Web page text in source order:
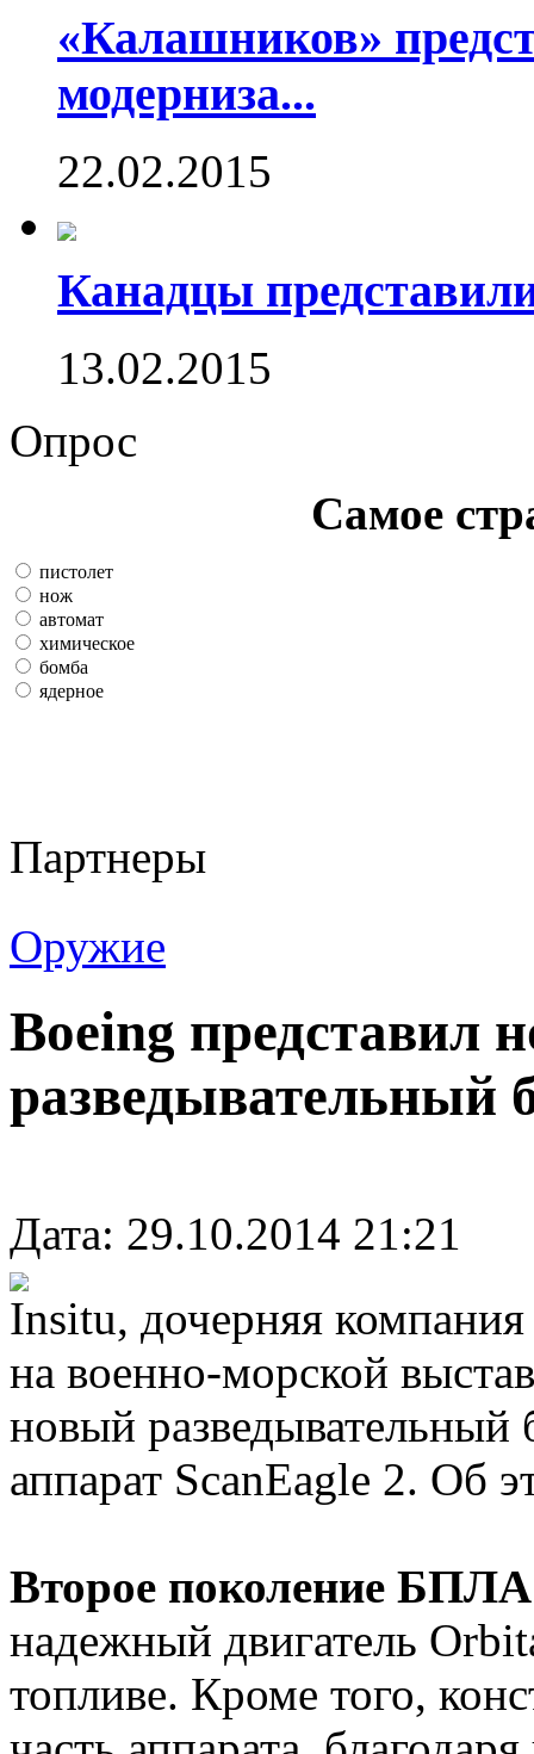
«Калашников»
модерниза...
22.02.2015
Канадцы
13.02.2015
Опрос
Самое
пистолет
нож
автомат
химическое
бомба
ядерное
Партнеры
Оружие
Boeing представил
разведывательный
Дата: 29.10.2014 21:21
Insitu, дочерняя
на военно-морской
новый разведывательный
аппарат ScanEagle 2. Об
Второе поколение БПЛА
надежный двигатель
топливе. Кроме того,